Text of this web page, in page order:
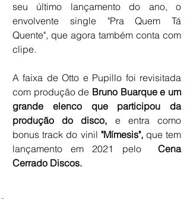
seu último lançamento do ano, o
envolvente single "Pra Quem Tá
Quente", que agora também conta com
clipe.
A faixa de Otto e Pupillo foi revisitada
com produção de Bruno Buarque e um
grande elenco que participou da
produção do disco, e
entra como
bonus track do vinil "Mímesis", que tem
lançamento em 2021 pelo Cena
Cerrado Discos.